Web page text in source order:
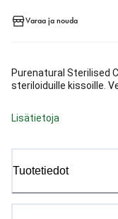
Varaa ja nouda
Purenatural Sterilised
steriloiduille kissoille.
Lisätietoja
Tuotetiedot